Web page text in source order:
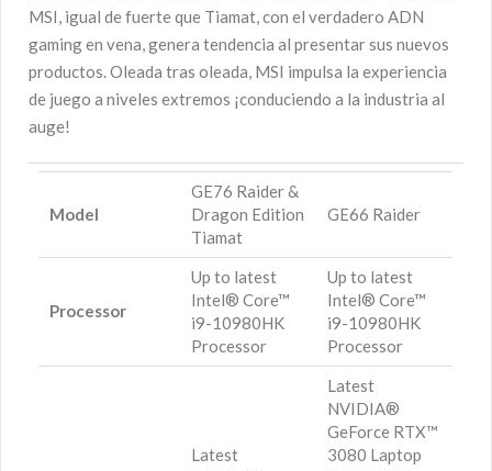
MSI, igual de fuerte que Tiamat, con el verdadero ADN
gaming en vena, genera tendencia al presentar sus nuevos
productos. Oleada tras oleada, MSI impulsa la experiencia
de juego a niveles extremos ¡conduciendo a la industria al
auge!
Model
GE76 Raider &
Dragon Edition
Tiamat
GE66 Raider
Processor
Up to latest
Intel® Core™
i9-10980HK
Processor
Up to latest
Intel® Core™
i9-10980HK
Processor
Latest
Latest
NVIDIA®
GeForce RTX™
3080 Laptop